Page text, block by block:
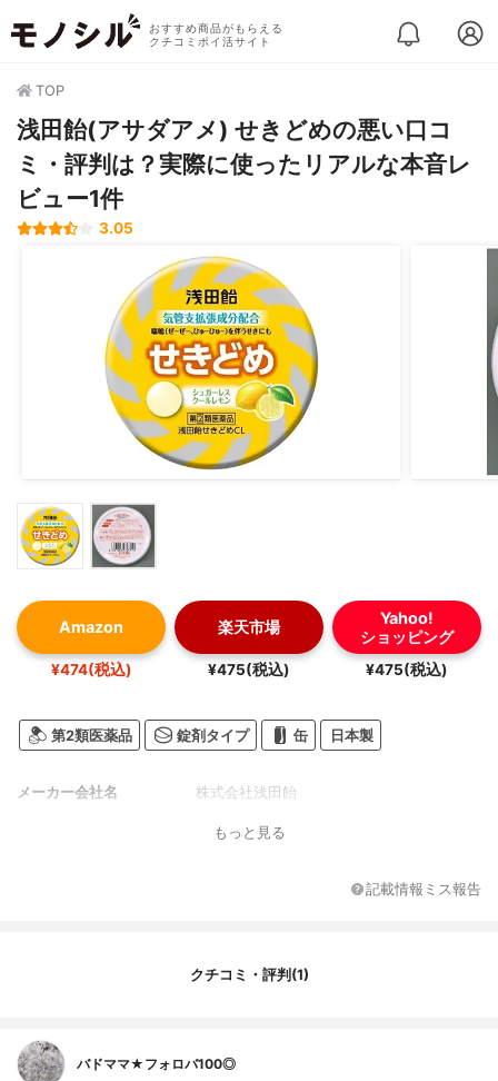
おすすめ商品がもらえる
クチコミポイ活サイト
TOP
浅田飴(アサダアメ) せきどめの悪い口コ
ミ・評判は？実際に使ったリアルな本音レ
ビュー1件
3.05
Amazon
¥474(税込)
楽天市場
¥475(税込)
Yahoo!
ショッピング
¥475(税込)
第2類医薬品 錠剤タイプ 缶 日本製
メーカー会社名 株式会社浅田飴
もっと見る
記載情報ミス報告
クチコミ・評判(1)
バドママ★フォロバ100◎